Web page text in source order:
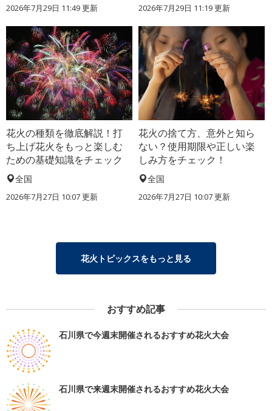
2026年7月29日 11:49 更新 2026年7月29日 11:19 更新
花火の種類を徹底解説！打
ち上げ花火をもっと楽しむ
ための基礎知識をチェック
全国
2026年7月27日 10:07 更新
花火の捨て方、意外と知ら
ない？使用期限や正しい楽
しみ方をチェック！
全国
2026年7月27日 10:07 更新
花火トピックスをもっと見る
おすすめ記事
石川県で今週末開催されるおすすめ花火大会
石川県で来週末開催されるおすすめ花火大会